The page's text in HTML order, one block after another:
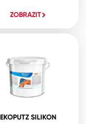
ZOBRAZIT
EKOPUTZ SILIKON